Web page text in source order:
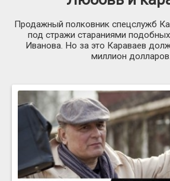
Продажный полковник спецслужб
под стражи стараниями
Иванова. Но за это Караваев
миллион